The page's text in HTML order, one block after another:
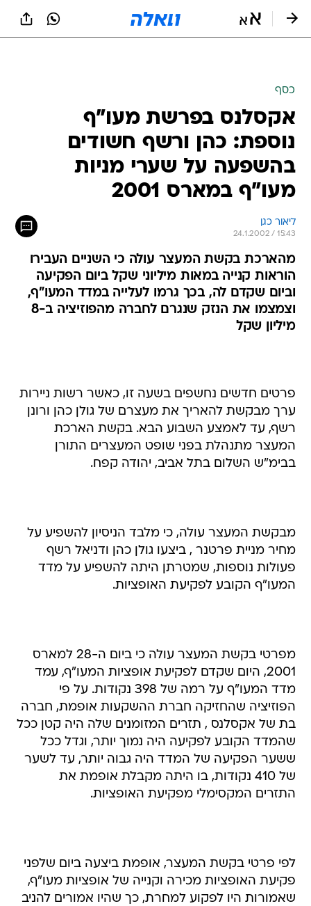
כסף
אקסלנס בפרשת מעו"ף
נוספת: כהן ורשף חשודים
בהשפעה על שערי מניות
מעו"ף במארס 2001
ליאור כגן
24.1.2002 / 15:43
מהארכת בקשת המעצר עולה כי השניים העבירו
הוראות קנייה במאות מיליוני שקל ביום הפקיעה
וביום שקדם לה, בכך גרמו לעלייה במדד המעו"ף,
וצמצמו את הנזק שנגרם לחברה מהפוזיציה ב-8
מיליון שקל
פרטים חדשים נחשפים בשעה זו, כאשר רשות ניירות
ערך מבקשת להאריך את מעצרם של גולן כהן ורונן
רשף, עד לאמצע השבוע הבא. בקשת הארכת
המעצר מתנהלת בפני שופט המעצרים התורן
בבימ"ש השלום בתל אביב, יהודה קפח.
מבקשת המעצר עולה, כי מלבד הניסיון להשפיע על
מחיר מניית פרטנר , ביצעו גולן כהן ודניאל רשף
פעולות נוספות, שמטרתן היתה להשפיע על מדד
המעו"ף הקובע לפקיעת האופציות.
מפרטי בקשת המעצר עולה כי ביום ה-28 למארס
2001, היום שקדם לפקיעת אופציות המעו"ף, עמד
מדד המעו"ף על רמה של 398 נקודות. על פי
הפוזיציה שהחזיקה חברת ההשקעות אופמת, חברה
בת של אקסלנס , תזרים המזומנים שלה היה קטן ככל
שהמדד הקובע לפקיעה היה נמוך יותר, וגדל ככל
ששער הפקיעה של המדד היה גבוה יותר, עד לשער
של 410 נקודות, בו היתה מקבלת אופמת את
התזרים המקסימלי מפקיעת האופציות.
לפי פרטי בקשת המעצר, אופמת ביצעה ביום שלפני
פקיעת האופציות מכירה וקנייה של אופציות מעו"ף,
שאמורות היו לפקוע למחרת, כך שהיו אמורים להניב